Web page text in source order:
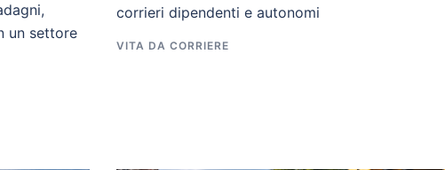
un settore
corrieri dipendenti e autonomi
VITA DA CORRIERE